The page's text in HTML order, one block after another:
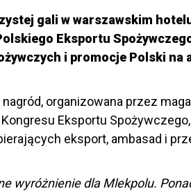
gali w warszawskim
Eksportu
i promocje Polski na
nagród, organizowana przez
Eksportu
eksport, ambasad i
wyróżnienie dla Mlekpolu.